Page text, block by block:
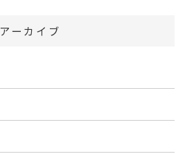
アーカイブ